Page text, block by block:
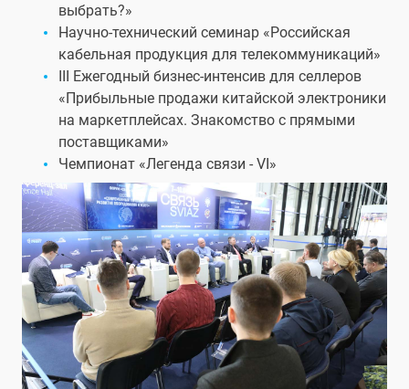
выбрать?»
Научно-технический семинар «Российская
кабельная продукция для телекоммуникаций»
III Ежегодный бизнес-интенсив для селлеров
«Прибыльные продажи китайской электроники
на маркетплейсах. Знакомство с прямыми
поставщиками»
Чемпионат «Легенда связи - VI»